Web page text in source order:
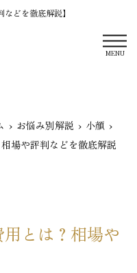
どを徹底解説】
MENU
お悩み別解説
小顔
場や評判などを徹底解説
とは？相場や